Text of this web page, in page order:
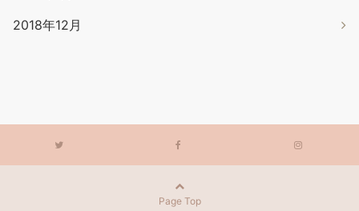
2018年12月
Page Top